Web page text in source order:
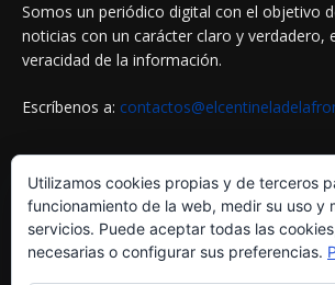
Somos un periódico digital con el objetivo
noticias con un carácter claro y verdadero,
veracidad de la información.
Escríbenos a:
SIGUENOS EN
Utilizamos cookies propias y de terceros
funcionamiento de la web, medir su uso y
servicios. Puede aceptar todas las
necesarias o configurar sus preferencias.